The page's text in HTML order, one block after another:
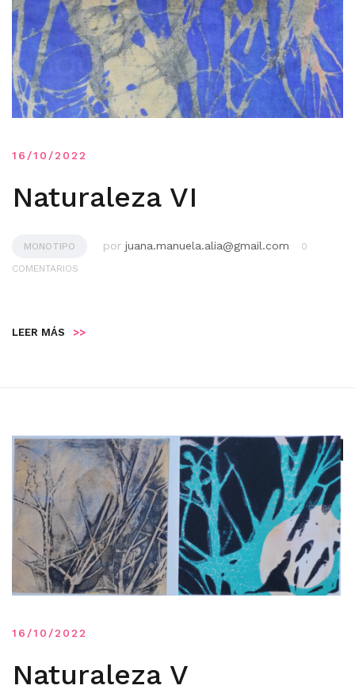
16/10/2022
Naturaleza VI
MONOTIPO por juana.manuela.alia@gmail.com
0
COMENTARIOS
LEER MÁS >>
16/10/2022
Naturaleza V